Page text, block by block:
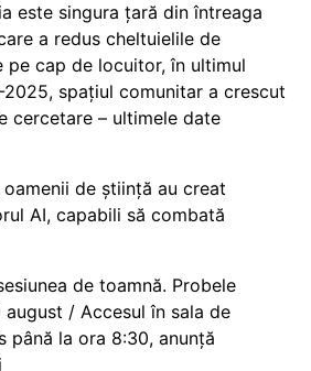
este singura țară din întreaga
a redus cheltuielile de
pe cap de locuitor, în ultimul
spațiul comunitar a crescut
cercetare – ultimele date
de știință au creat
AI, capabili să combată
de toamnă. Probele
august / Accesul în sala de
până la ora 8:30, anunță